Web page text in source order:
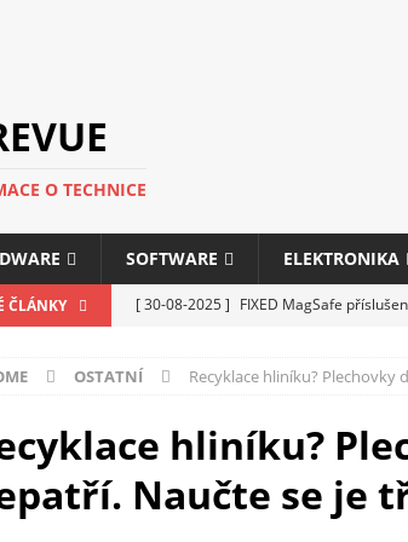
O TECHNICE
SOFTWARE ELEKTRONIKA
ČLÁNKY [ 30-08-2025 ] FIXED MagSafe
[ 14-05-2025 ] Genius na veletrhu
kanceláře i domácnosti
HARDWARE
Nová řada
C5100 a 6100
PERIFERIE
OSTATNÍ Recyklace hliníku?
hliníku?
Naučte se je